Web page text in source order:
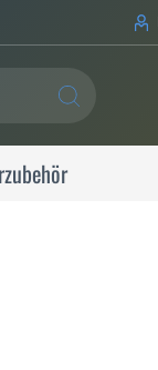
SUCHE